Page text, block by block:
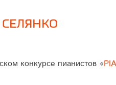
кон­кур­се пианистов «